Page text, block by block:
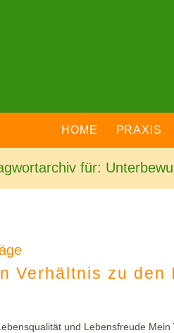
HOME PRAXIS
für:
Verhältnis zu den
und Lebensfreude